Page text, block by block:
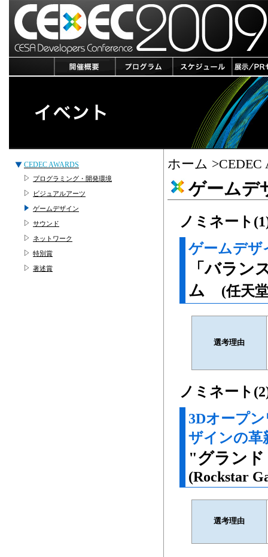
CEDEC AWARDS
プログラミング・開発環境
ビジュアルアーツ
ゲームデザイン
サウンド
ネットワーク
特別賞
著述賞
ホーム
ゲームデ
ノミネート
ゲームデザ
「バラン
ム
(任天
選考理由
ノミネート
3Dオープ
ザインの革
"グラン
(Rockstar
選考理由